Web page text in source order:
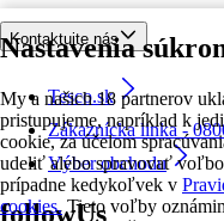
Nastavenia
My a našich 18 partnerov
pristupujeme, napríklad k
cookie, za účelom
udeliť alebo spravovať
prípadne kedykoľvek v
cookies. Tieto voľby
Kontaktujte nás
Tesco.sk
Zákaznícka linka -
Výber obchodu
followUs